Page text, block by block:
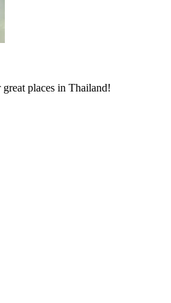
places in Thailand!